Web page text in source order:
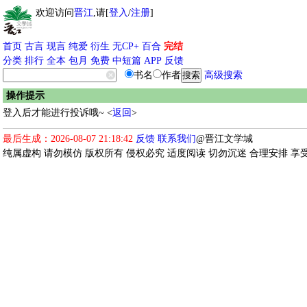
欢迎访问晋江,请[登入/注册]
首页 古言 现言 纯爱 衍生 无CP+ 百合 完结
分类 排行 全本 包月 免费 中短篇 APP 反馈
书名
作者
高级搜索
操作提示
登入后才能进行投诉哦~ <返回>
最后生成：2026-08-07 21:18:42 反馈 联系我们@晋江文学城
纯属虚构 请勿模仿 版权所有 侵权必究 适度阅读 切勿沉迷 合理安排 享